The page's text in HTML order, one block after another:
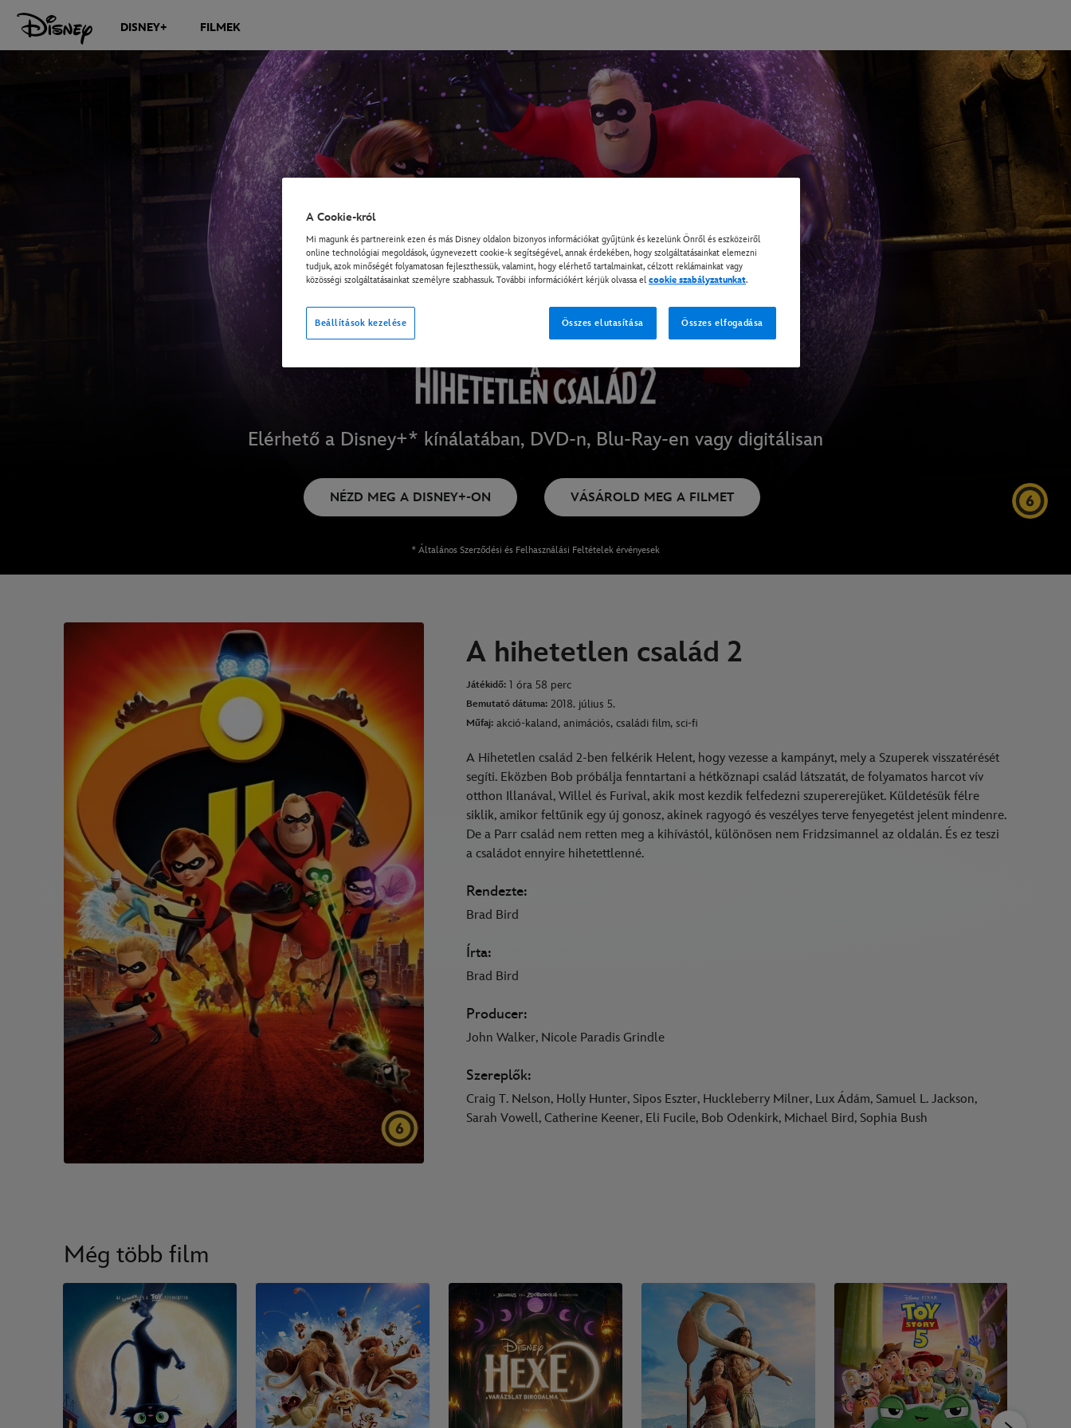
DISNEY+ FILMEK
Elérhető a Disney+* kínálatában, DVD-n, Blu-Ray-en vagy digitálisan
NÉZD MEG A DISNEY+-ON VÁSÁROLD MEG A FILMET
* Általános Szerződési és Felhasználási Feltételek érvényesek
A hihetetlen család 2
Játékidő: 1 óra 58 perc
Bemutató dátuma: 2018. július 5.
Műfaj: akció-kaland, animációs, családi film, sci-fi
A Hihetetlen család 2-ben felkérik Helent, hogy vezesse a kampányt, mely a Szuperek visszatérését
segíti. Eközben Bob próbálja fenntartani a hétköznapi család látszatát, de folyamatos harcot vív
otthon Illanával, Willel és Furival, akik most kezdik felfedezni szupererejüket. Küldetésük félre
siklik, amikor feltűnik egy új gonosz, akinek ragyogó és veszélyes terve fenyegetést jelent mindenre.
De a Parr család nem retten meg a kihívástól, különösen nem Fridzsimannel az oldalán. És ez teszi
a családot ennyire hihetettlenné.
Rendezte:
Brad Bird
Írta:
Brad Bird
Producer:
John Walker, Nicole Paradis Grindle
Szereplők:
Craig T. Nelson, Holly Hunter, Sipos Eszter, Huckleberry Milner, Lux Ádám, Samuel L. Jackson,
Sarah Vowell, Catherine Keener, Eli Fucile, Bob Odenkirk, Michael Bird, Sophia Bush
Még több film
A Cookie-król
Mi magunk és partnereink ezen és más Disney oldalon bizonyos információkat gyűjtünk és kezelünk Önről és eszközeiről
online technológiai megoldások, úgynevezett cookie-k segítségével, annak érdekében, hogy szolgáltatásainkat elemezni
tudjuk, azok minőségét folyamatosan fejleszthessük, valamint, hogy elérhető tartalmainkat, célzott reklámainkat vagy
közösségi szolgáltatásainkat személyre szabhassuk. További információkért kérjük olvassa el cookie szabályzatunkat.
Beállítások kezelése Összes elutasítása Összes elfogadása